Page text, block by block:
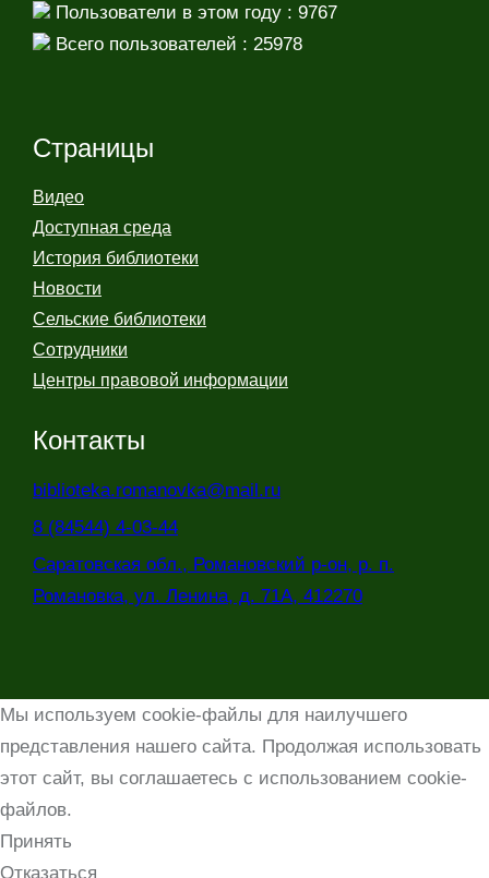
Пользователи в этом году : 9767
Всего пользователей : 25978
Страницы
Видео
Доступная среда
История библиотеки
Новости
Сельские библиотеки
Сотрудники
Центры правовой информации
Контакты
biblioteka.romanovka@mail.ru
8 (84544) 4-03-44
Саратовская обл., Романовский р-он, р. п.
Романовка, ул. Ленина, д. 71А, 412270
Мы используем cookie-файлы для наилучшего
представления нашего сайта. Продолжая использовать
этот сайт, вы соглашаетесь с использованием cookie-
файлов.
Принять
Отказаться